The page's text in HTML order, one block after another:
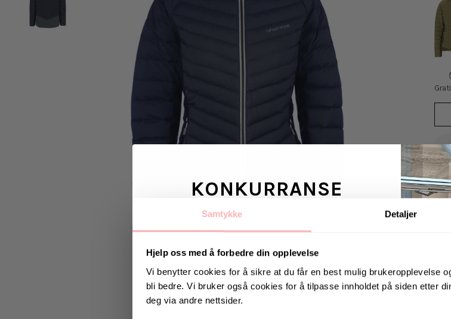
Samtykke Detaljer
Hjelp oss med å forbedre din opplevelse
Vi benytter cookies for å sikre at du får en best mulig brukeropplevelse
bli bedre. Vi bruker også cookies for å tilpasse innholdet på siden etter
deg via andre nettsider.
VELG
VELG
KONKURRANSE
Vinn valgfrie jeans fra Jeanerica
til deg og en venn <3
Vinneren annonseres 9. august via Instagram